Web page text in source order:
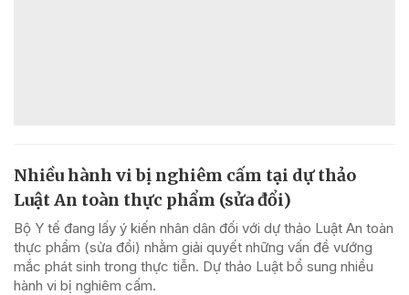
Nhiều hành vi bị nghiêm cấm tại dự thảo
Luật An toàn thực phẩm (sửa đổi)
Bộ Y tế đang lấy ý kiến nhân dân đối với dự thảo Luật An toàn
thực phẩm (sửa đổi) nhằm giải quyết những vấn đề vướng
mắc phát sinh trong thực tiễn. Dự thảo Luật bổ sung nhiều
hành vi bị nghiêm cấm.